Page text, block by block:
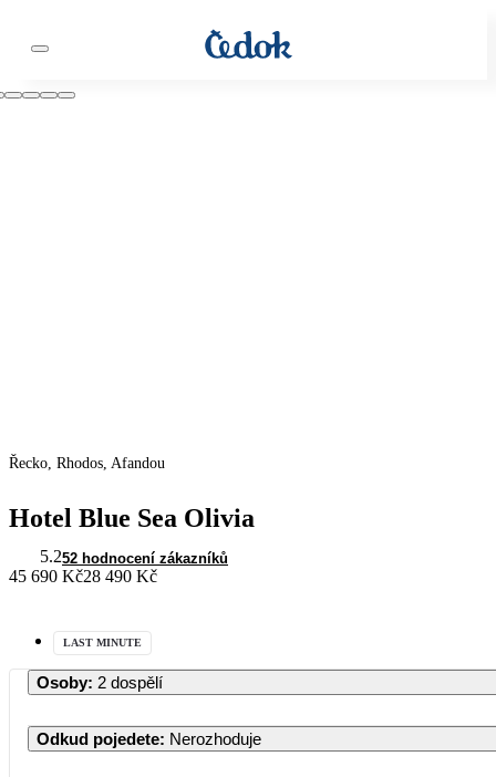
Řecko, Rhodos, Afandou
Hotel Blue Sea Olivia
5.252 hodnocení zákazníků
45 690 Kč28 490 Kč
LAST MINUTE
Osoby: 2 dospělí
Odkud pojedete: Nerozhoduje